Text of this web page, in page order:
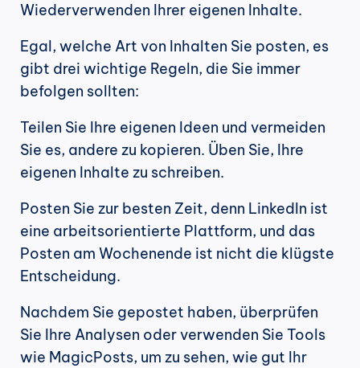
Wiederverwenden Ihrer eigenen Inhalte.
Egal, welche Art von Inhalten Sie posten, es
gibt drei wichtige Regeln, die Sie immer
befolgen sollten:
Teilen Sie Ihre eigenen Ideen und vermeiden
Sie es, andere zu kopieren. Üben Sie, Ihre
eigenen Inhalte zu schreiben.
Posten Sie zur besten Zeit, denn LinkedIn ist
eine arbeitsorientierte Plattform, und das
Posten am Wochenende ist nicht die klügste
Entscheidung.
Nachdem Sie gepostet haben, überprüfen
Sie Ihre Analysen oder verwenden Sie Tools
wie MagicPosts, um zu sehen, wie gut Ihr